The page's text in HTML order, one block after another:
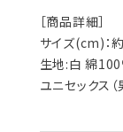
［商品詳細］
サイズ(cm)
生地:白 綿100
ユニセックス（